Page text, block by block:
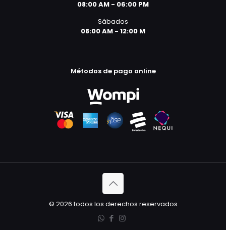
08:00 AM - 06:00 PM
Sábados
08:00 AM - 12:00 M
Métodos de pago online
© 2026 todos los derechos reservados